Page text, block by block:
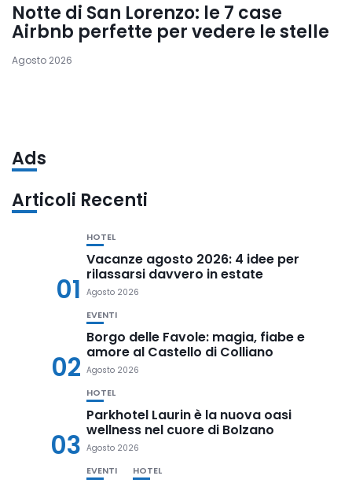
Notte di San Lorenzo: le 7 case
Airbnb perfette per vedere le stelle
Agosto 2026
Ads
Articoli Recenti
01
HOTEL
Vacanze agosto 2026: 4 idee per
rilassarsi davvero in estate
Agosto 2026
02
EVENTI
Borgo delle Favole: magia, fiabe e
amore al Castello di Colliano
Agosto 2026
03
HOTEL
Parkhotel Laurin è la nuova oasi
wellness nel cuore di Bolzano
Agosto 2026
EVENTI HOTEL